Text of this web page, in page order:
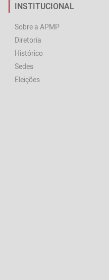
INSTITUCIONAL
Sobre a APMP
Diretoria
Histórico
Sedes
Eleições